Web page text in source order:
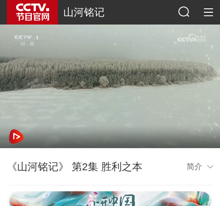
山河铭记
《山河铭记》 第2集 胜利之本 简介